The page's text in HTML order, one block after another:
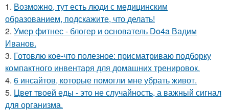
1. Возможно, тут есть люди с медицинским
образованием, подскажите, что делать!
2. Умер фитнес - блогер и основатель Do4a Вадим
Иванов.
3. Готовлю кое-что полезное: присматриваю подборку
компактного инвентаря для домашних тренировок.
4. 6 инсайтов, которые помогли мне убрать живот.
5. Цвет твоей еды - это не случайность, а важный сигнал
для организма.